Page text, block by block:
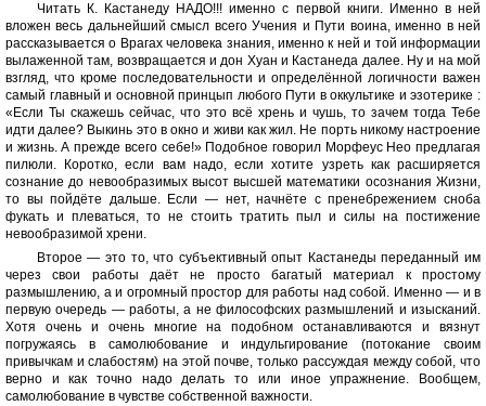
Читать К. Кастанеду НАДО!!! именно с первой книги. Именно в ней
вложен весь дальнейший смысл всего Учения и Пути воина, именно в ней
рассказывается о Врагах человека знания, именно к ней и той информации
вылаженной там, возвращается и дон Хуан и Кастанеда далее. Ну и на мой
взгляд, что кроме последовательности и определённой логичности важен
самый главный и основной принцып любого Пути в оккультике и эзотерике :
«Если Ты скажешь сейчас, что это всё хрень и чушь, то зачем тогда Тебе
идти далее? Выкинь это в окно и живи как жил. Не порть никому настроение
и жизнь. А прежде всего себе!» Подобное говорил Морфеус Нео предлагая
пилюли. Коротко, если вам надо, если хотите узреть как расширяется
сознание до невообразимых высот высшей математики осознания Жизни,
то вы пойдёте дальше. Если — нет, начнёте с пренебрежением сноба
фукать и плеваться, то не стоить тратить пыл и силы на постижение
невообразимой хрени.
Второе — это то, что субъективный опыт Кастанеды переданный им
через свои работы даёт не просто багатый материал к простому
размышлению, а и огромный простор для работы над собой. Именно — и в
первую очередь — работы, а не философских размышлений и изысканий.
Хотя очень и очень многие на подобном останавливаются и вязнут
погружаясь в самолюбование и индульгирование (потокание своим
привычкам и слабостям) на этой почве, только рассуждая между собой, что
верно и как точно надо делать то или иное упражнение. Вообщем,
самолюбование в чувстве собственной важности.